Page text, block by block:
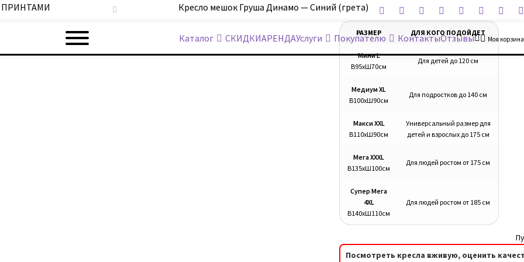
Каталог СКИДКИАРЕНДАУслуги Покупателю КонтактыОтзывы Моя корзина
ПРИНТАМИ Кресло мешок Груша Динамо — Синий (грета)
РАЗМЕР ДЛЯ КОГО ПОДОЙДЕТ
Мини L
В95хШ70см
Для детей до 120 см
Медиум XL
В100хШ90см
Для подростков до 140 см
Макси XXL
В110хШ90см
Универсальный размер для
детей и взрослых до 175 см
Мега XXXL
В135хШ100см
Для людей ростом от 175 см
Супер Мега
4XL
В140хШ110см
Для людей ростом от 185 см
Посмотреть кресла вживую, оценить